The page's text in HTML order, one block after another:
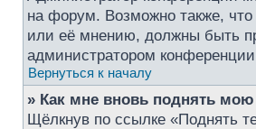
на форум. Возможно также, что
или её мнению, должны быть
администратором
Вернуться к началу
» Как мне вновь поднять
Щёлкнув по ссылке «Поднять